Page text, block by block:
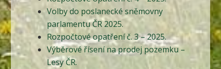
Volby do poslanecké sněmovny
parlamentu ČR 2025.
Rozpočtové opatření č. 3 – 2025.
Výběrové řísení na prodej pozemku –
Lesy ČR.